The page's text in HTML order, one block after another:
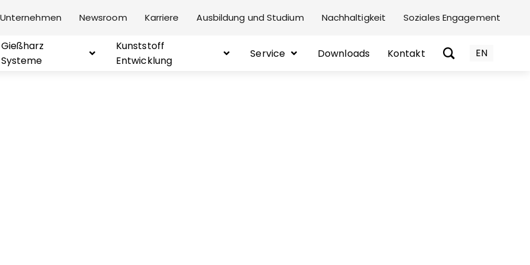
Unternehmen Newsroom Karriere Ausbildung und Studium Nachhaltigkeit Soziales Engagement
Gießharz
Systeme
Kunststoff
Entwicklung
Service Downloads Kontakt
EN